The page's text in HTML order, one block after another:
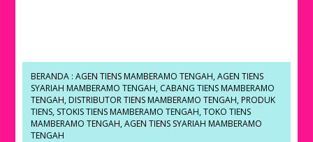
BERANDA :AGEN TIENS MAMBERAMO TENGAH,AGEN TIENS
SYARIAH MAMBERAMO TENGAH, CABANG TIENS MAMBERAMO
TENGAH, DISTRIBUTOR TIENS MAMBERAMO TENGAH, PRODUK
TIENS, STOKIS TIENS MAMBERAMO TENGAH,TOKO TIENS
MAMBERAMO TENGAH,AGEN TIENS SYARIAH MAMBERAMO
TENGAH